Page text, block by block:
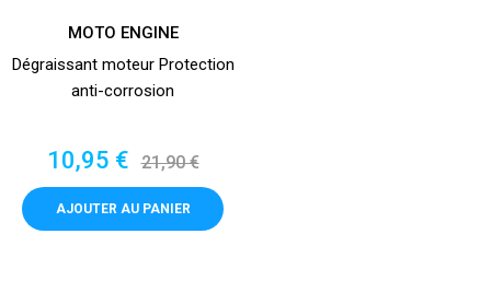
MOTO ENGINE
Dégraissant moteur Protection
anti-corrosion
Prix
10,95 € Prix
de
base
21,90 €
AJOUTER AU PANIER